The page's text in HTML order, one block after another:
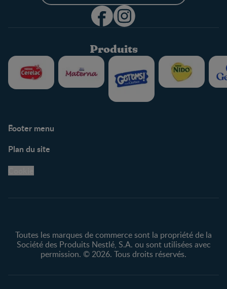
Produits
Footer menu
Centre de soutien
Avis légaux
Protection des
Plan du site
Toutes les marques de commerce sont la propriété de la
Société des Produits Nestlé, S.A. ou sont utilisées avec
permission. © 2026. Tous droits réservés.